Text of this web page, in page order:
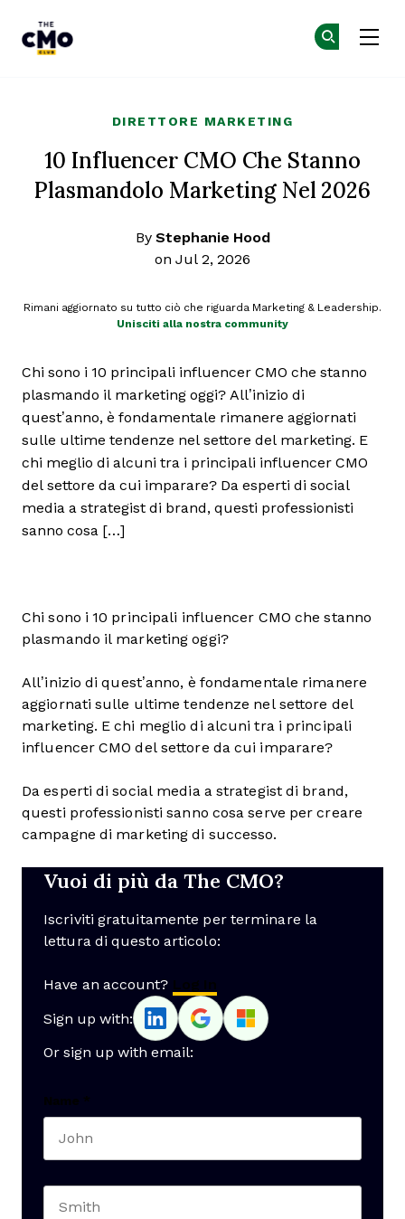
DIRETTORE MARKETING
10 Influencer CMO Che Stanno
Plasmandolo Marketing Nel 2026
By Stephanie Hood
on Jul 2, 2026
Rimani aggiornato su tutto ciò che riguarda Marketing & Leadership.
Unisciti alla nostra community
Chi sono i 10 principali influencer CMO che stanno
plasmando il marketing oggi? All’inizio di
quest’anno, è fondamentale rimanere aggiornati
sulle ultime tendenze nel settore del marketing. E
chi meglio di alcuni tra i principali influencer CMO
del settore da cui imparare? Da esperti di social
media a strategist di brand, questi professionisti
sanno cosa […]
Chi sono i 10 principali influencer CMO che stanno
plasmando il marketing oggi?
All’inizio di quest’anno, è fondamentale rimanere
aggiornati sulle ultime tendenze nel settore del
marketing. E chi meglio di alcuni tra i principali
influencer CMO del settore da cui imparare?
Da esperti di social media a strategist di brand,
questi professionisti sanno cosa serve per creare
campagne di marketing di successo.
Vuoi di più da The CMO?
Iscriviti gratuitamente per terminare la
lettura di questo articolo:
Have an account? Log In
Sign up with:
Or sign up with email:
Name *